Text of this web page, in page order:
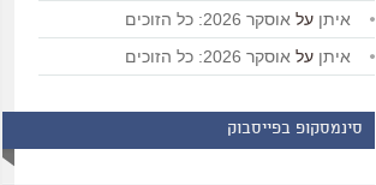
איתן על אוסקר 2026: כל הזוכים
איתן על אוסקר 2026: כל הזוכים
סינמסקופ בפייסבוק